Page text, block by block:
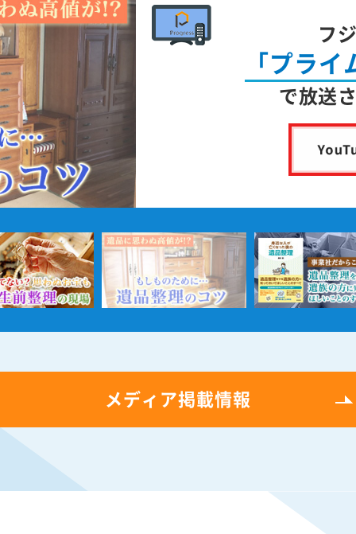
フ
「プラ
で放送
メディア掲載情報